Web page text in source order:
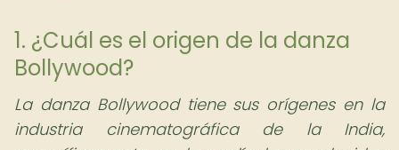
1. ¿Cuál es el origen de la danza
Bollywood?
La danza Bollywood tiene sus orígenes en la
industria cinematográfica de la India,